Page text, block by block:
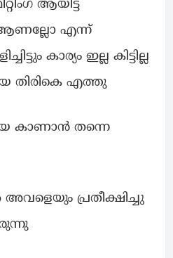
ആയിട്ട്
എന്ന്
കാര്യം ഇല്ല കിട്ടില്ല
തിരികെ എത്തു
കാണാൻ തന്നെ
പ്രതീക്ഷിച്ചു